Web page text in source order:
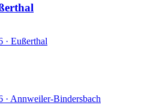
· Eußerthal
· Annweiler-Bindersbach